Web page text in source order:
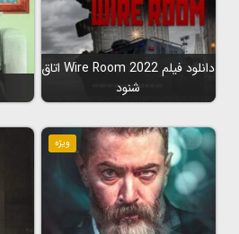
دانلود فیلم Wire Room 2022 اتاق
شنود
ویژه